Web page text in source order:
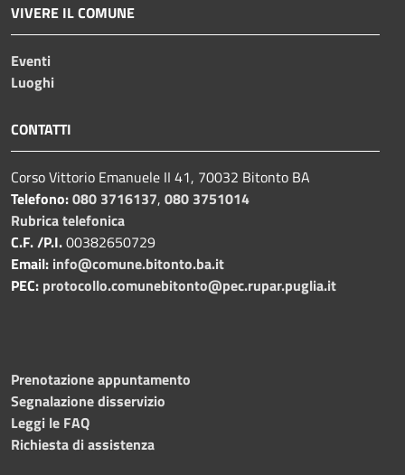
VIVERE IL COMUNE
Eventi
Luoghi
CONTATTI
Corso Vittorio Emanuele II 41, 70032 Bitonto BA
Telefono:080 3716137, 080 3751014
Rubrica telefonica
C.F. /P.I.00382650729
Email: info@comune.bitonto.ba.it
PEC: protocollo.comunebitonto@pec.rupar.puglia.it
Prenotazione appuntamento
Segnalazione disservizio
Leggi le FAQ
Richiesta di assistenza